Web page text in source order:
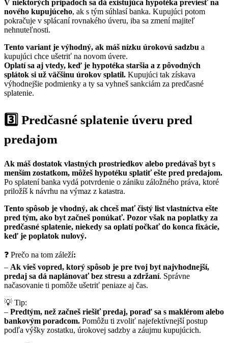
V niektorých prípadoch sa dá existujúca hypotéka previesť na
nového kupujúceho, ak s tým súhlasí banka. Kupujúci potom
pokračuje v splácaní rovnakého úveru, iba sa zmení majiteľ
nehnuteľnosti.
Tento variant je výhodný, ak máš nízku úrokovú sadzbu a
kupujúci chce ušetriť na novom úvere.
Oplatí sa aj vtedy, keď je hypotéka staršia a z pôvodných
splátok si už väčšinu úrokov splatil. Kupujúci tak získava
výhodnejšie podmienky a ty sa vyhneš sankciám za predčasné
splatenie.
3️⃣ Predčasné splatenie úveru pred
predajom
Ak máš dostatok vlastných prostriedkov alebo predávaš byt s
menším zostatkom, môžeš hypotéku splatiť ešte pred predajom.
Po splatení banka vydá potvrdenie o zániku záložného práva, ktoré
priložíš k návrhu na výmaz z katastra.
Tento spôsob je vhodný, ak chceš mať čistý list vlastníctva ešte
pred tým, ako byt začneš ponúkať. Pozor však na poplatky za
predčasné splatenie, niekedy sa oplatí počkať do konca fixácie,
keď je poplatok nulový.
❓ Prečo na tom záleží:
– Ak vieš vopred, ktorý spôsob je pre tvoj byt najvhodnejší,
predaj sa dá naplánovať bez stresu a zdržaní. Správne
načasovanie ti pomôže ušetriť peniaze aj čas.
💡 Tip:
– Predtým, než začneš riešiť predaj, poraď sa s maklérom alebo
bankovým poradcom. Pomôžu ti zvoliť najefektívnejší postup
podľa výšky zostatku, úrokovej sadzby a záujmu kupujúcich.